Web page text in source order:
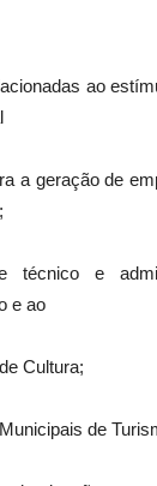
ao
a geração de
técnico e
e ao
Cultura;
de